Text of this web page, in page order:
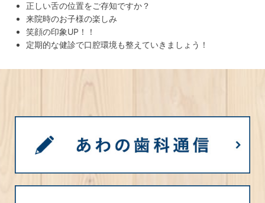
正しい舌の位置をご存知ですか？
来院時のお子様の楽しみ
笑顔の印象UP！！
定期的な健診で口腔環境も整えていきましょう！